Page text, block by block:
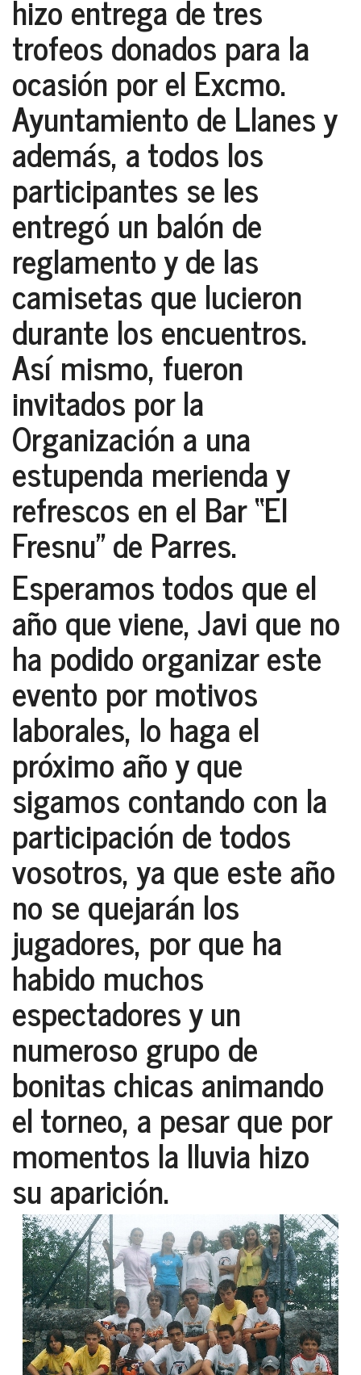
hizo entrega de tres
trofeos donados para la
ocasión por el Excmo.
Ayuntamiento de Llanes y
además, a todos los
participantes se les
entregó un balón de
reglamento y de las
camisetas que lucieron
durante los encuentros.
Así mismo, fueron
invitados por la
Organización a una
estupenda merienda y
refrescos en el Bar “El
Fresnu” de Parres.
Esperamos todos que el
año que viene, Javi que no
ha podido organizar este
evento por motivos
laborales, lo haga el
próximo año y que
sigamos contando con la
participación de todos
vosotros, ya que este año
no se quejarán los
jugadores, por que ha
habido muchos
espectadores y un
numeroso grupo de
bonitas chicas animando
el torneo, a pesar que por
momentos la lluvia hizo
su aparición.